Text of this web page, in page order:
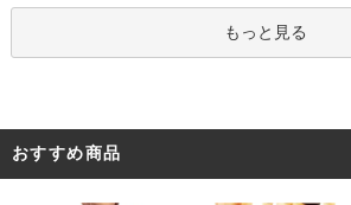
もっと見る
おすすめ商品